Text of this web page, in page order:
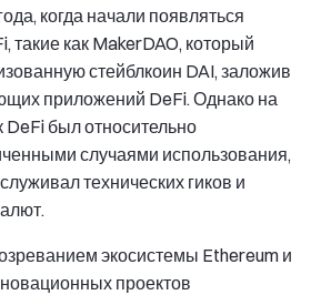
когда начали появляться
такие как MakerDAO, который
стейблкоин DAI, заложив
приложений DeFi. Однако на
DeFi был относительно
случаями использования,
технических гиков и
экосистемы Ethereum и
проектов